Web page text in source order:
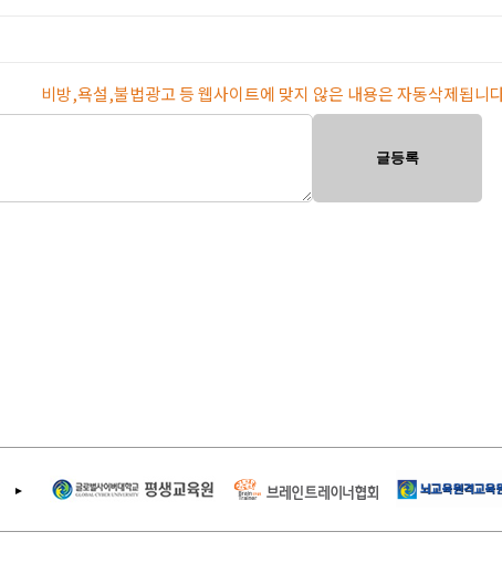
비방,욕설,불법광고 등 웹사이트에 맞지 않은 내용은 자동삭제됩니
글등록